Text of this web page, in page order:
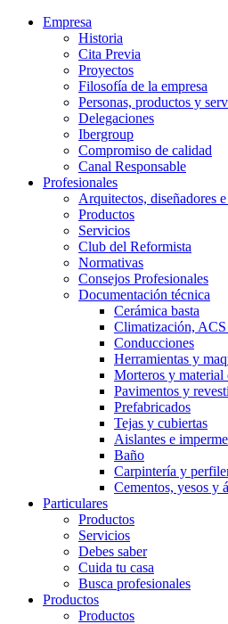
Empresa
Historia
Cita Previa
Proyectos
Filosofía de la empresa
Personas, productos y
Delegaciones
Ibergroup
Compromiso de calidad
Canal Responsable
Profesionales
Arquitectos, diseñadores
Productos
Servicios
Club del Reformista
Normativas
Consejos Profesionales
Documentación técnica
Cerámica basta
Climatización,
Conducciones
Herramientas y
Morteros y material
Pavimentos y
Prefabricados
Tejas y cubiertas
Aislantes e
Baño
Carpintería y
Cementos, yesos y
Particulares
Productos
Servicios
Debes saber
Cuida tu casa
Busca profesionales
Productos
Productos